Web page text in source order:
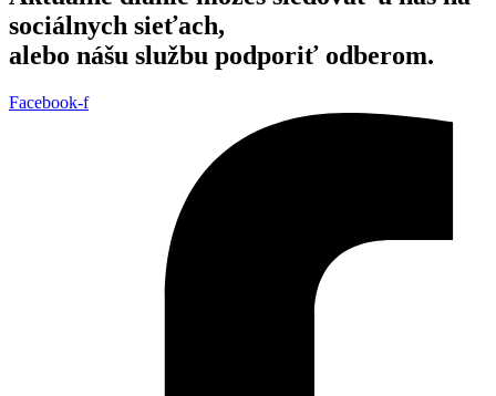
sociálnych sieťach,
alebo nášu službu podporiť odberom.
Facebook-f